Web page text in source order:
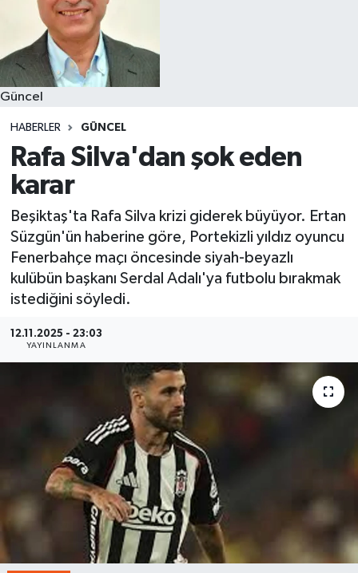
Güncel
HABERLER GÜNCEL
Rafa Silva'dan şok eden
karar
Beşiktaş'ta Rafa Silva krizi giderek büyüyor. Ertan
Süzgün'ün haberine göre, Portekizli yıldız oyuncu
Fenerbahçe maçı öncesinde siyah-beyazlı
kulübün başkanı Serdal Adalı'ya futbolu bırakmak
istediğini söyledi.
12.11.2025 - 23:03
YAYINLANMA